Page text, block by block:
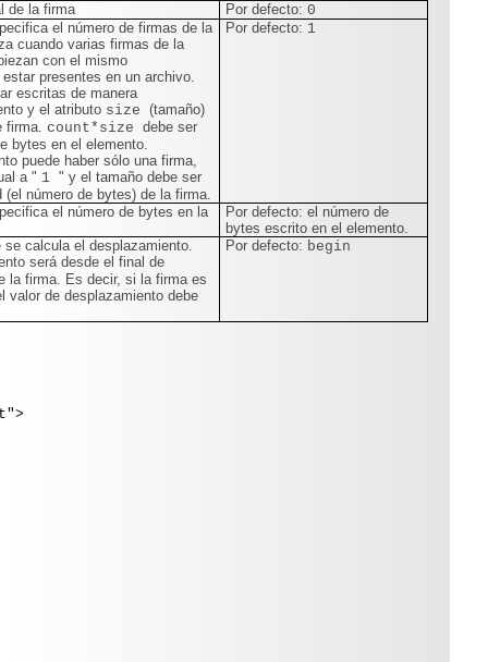
de la firma Por defecto: 0
el número de firmas de la
cuando varias firmas de la
con el mismo
presentes en un archivo.
escritas de manera
y el atributo size (tamaño)
firma. count*size debe ser
bytes en el elemento.
puede haber sólo una firma,
a " 1 " y el tamaño debe ser
(el número de bytes) de la firma.
Por defecto: 1
el número de bytes en la
Por defecto: el número de
bytes escrito en el elemento.
calcula el desplazamiento.
será desde el final de
la firma. Es decir, si la firma es
valor de desplazamiento debe
Por defecto: begin